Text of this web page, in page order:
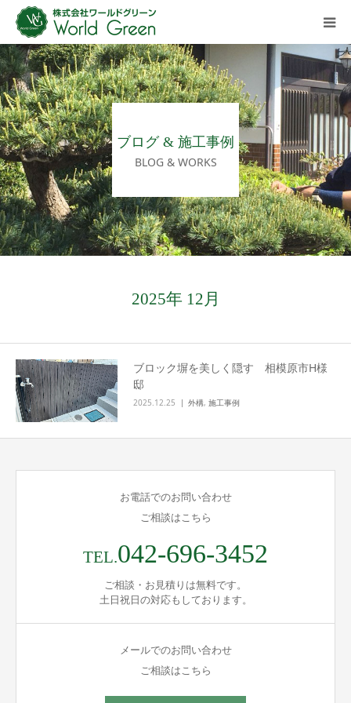
ブログ & 施工事例
BLOG & WORKS
2025年 12月
ブロック塀を美しく隠す 相模原市H様
邸
2025.12.25 外構, 施工事例
お電話でのお問い合わせ
ご相談はこちら
TEL.042-696-3452
ご相談・お見積りは無料です。
土日祝日の対応もしております。
メールでのお問い合わせ
ご相談はこちら
HOME
ご挨拶
会社概要
施工事例ギャラリー
施工の流れ